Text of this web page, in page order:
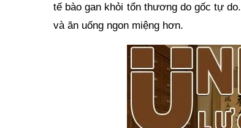
tế bào gan khỏi tổn thương do gốc tự
và ăn uống ngon miệng hơn.